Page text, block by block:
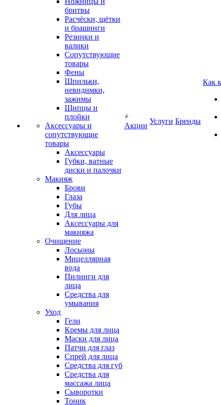
бритвы
Расчёски, щётки
и брашинги
Резинки и
валики
Сопутствующие
товары
Фены
Шпильки,
невидимки,
зажимы
Щипцы и
плойки
Аксессуары и
сопутствующие
товары
Аксессуары
Губки, ватные
диски и палочки
Макияж
Брови
Глаза
Губы
Для лица
Аксессуары для
макияжа
Очищение
Лосьоны
Мицеллярная
вода
Пилинги для
лица
Средства для
умывания
Уход
Гели
Кремы для лица
Маски для лица
Патчи для глаз
Спрей для лица
Средства для губ
Средства для
массажа лица
Сыворотки
Тоник
Акции
Услуги Бренды
Как